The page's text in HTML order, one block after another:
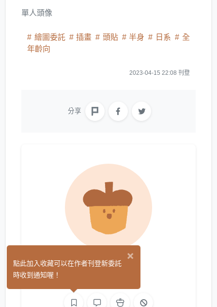
單人頭像
繪圖委託 插畫 頭貼 半身 日系
全
年齡向
2023-04-15 22:08 刊登
分享
墨都 (0)
×
點此加入收藏可以在作者刊登新委託
時收到通知喔！